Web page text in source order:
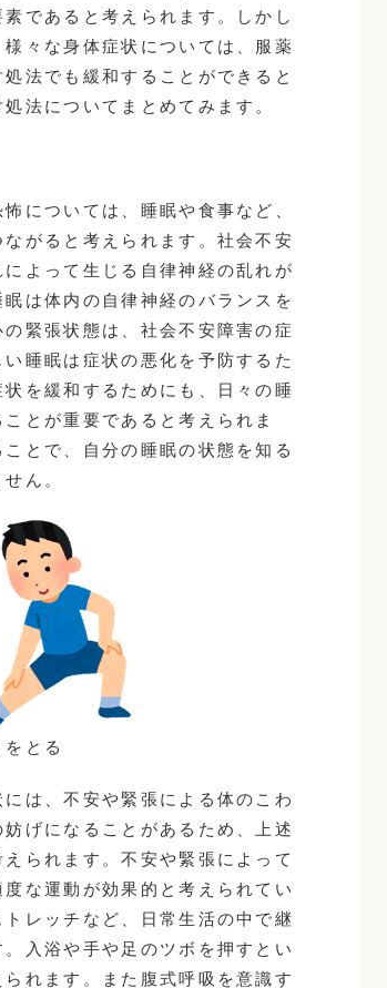
であると考えられます。しかし
々な身体症状については、服薬
法でも緩和することができると
法についてまとめてみます。
については、睡眠や食事など、
がると考えられます。社会不安
よって生じる自律神経の乱れが
は体内の自律神経のバランスを
緊張状態は、社会不安障害の症
睡眠は症状の悪化を予防するた
を緩和するためにも、日々の睡
とが重要であると考えられま
とで、自分の睡眠の状態を知る
ん。
とる
は、不安や緊張による体のこわ
げになることがあるため、上述
られます。不安や緊張によって
な運動が効果的と考えられてい
レッチなど、日常生活の中で継
入浴や手や足のツボを押すとい
れます。また腹式呼吸を意識す